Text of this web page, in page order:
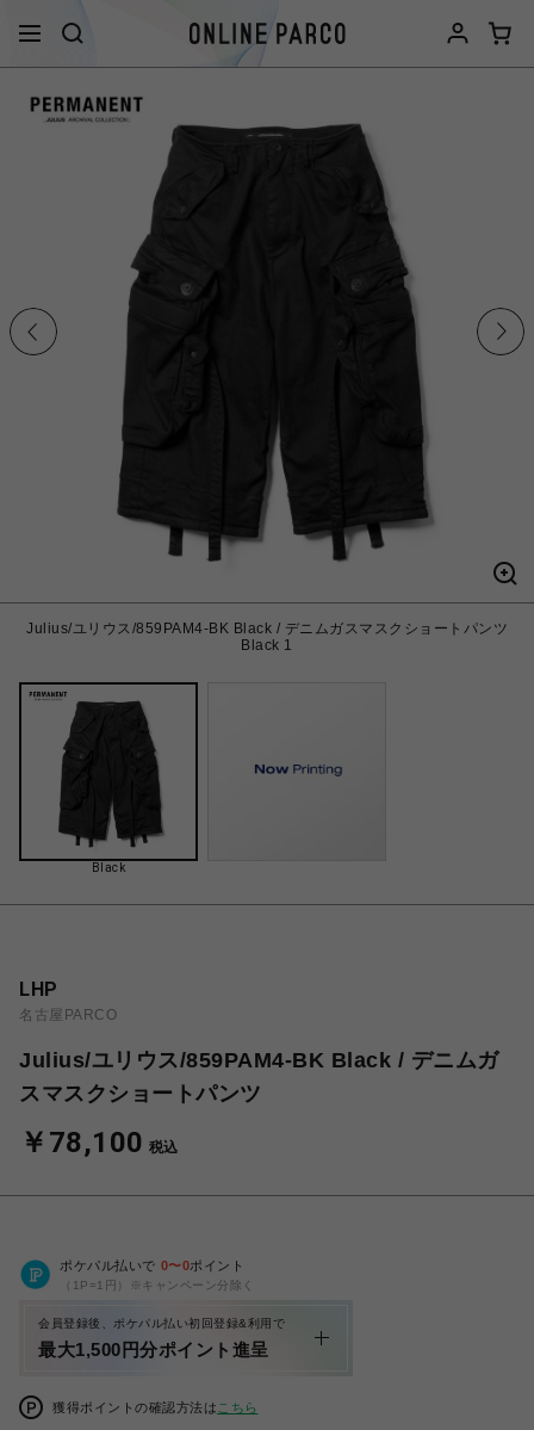
Julius/ユリウス/859PAM4-BK Black / デニムガスマスクショートパンツ
Black 1
Black
LHP
名古屋PARCO
Julius/ユリウス/859PAM4-BK Black / デニムガ
スマスクショートパンツ
￥78,100 税込
ポケパル払いで 0〜0ポイント
（1P=1円）※キャンペーン分除く
会員登録後、ポケパル払い初回登録&利用で
最大1,500円分ポイント進呈
獲得ポイントの確認方法は こちら